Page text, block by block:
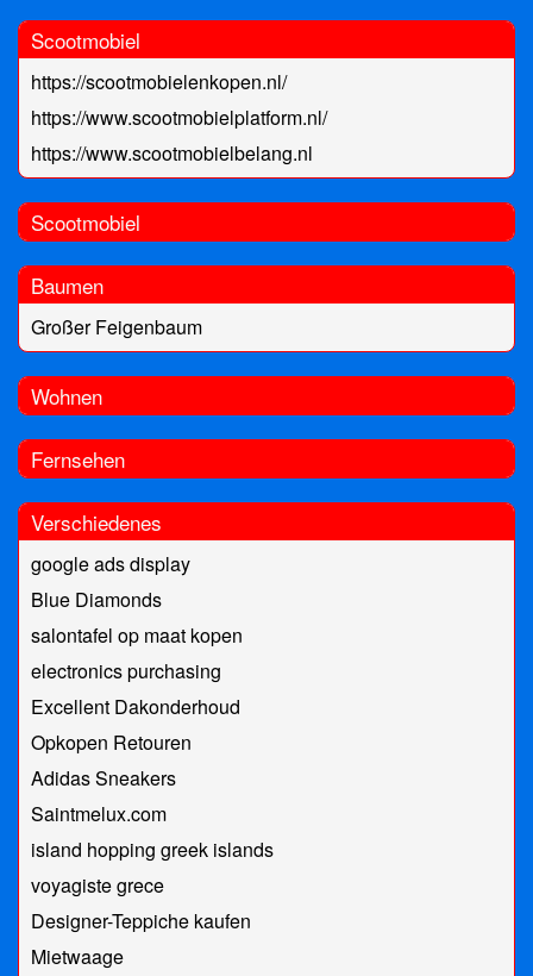
Scootmobiel
https://scootmobielenkopen.nl/
https://www.scootmobielplatform.nl/
https://www.scootmobielbelang.nl
Scootmobiel
Baumen
Großer Feigenbaum
Wohnen
Fernsehen
Verschiedenes
google ads display
Blue Diamonds
salontafel op maat kopen
electronics purchasing
Excellent Dakonderhoud
Opkopen Retouren
Adidas Sneakers
Saintmelux.com
island hopping greek islands
voyagiste grece
Designer-Teppiche kaufen
Mietwaage